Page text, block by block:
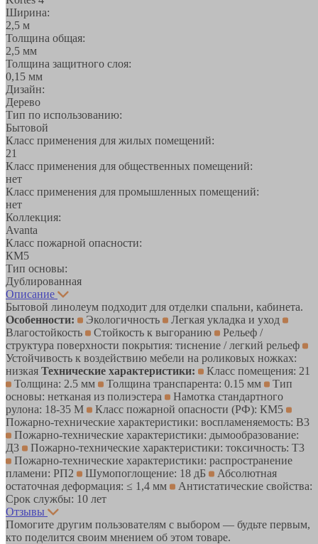
Ширина:
2,5 м
Толщина общая:
2,5 мм
Толщина защитного слоя:
0,15 мм
Дизайн:
Дерево
Тип по использованию:
Бытовой
Класс применения для жилых помещений:
21
Класс применения для общественных помещений:
нет
Класс применения для промышленных помещений:
нет
Коллекция:
Avanta
Класс пожарной опасности:
КМ5
Тип основы:
Дублированная
Описание
Бытовой линолеум подходит для отделки спальни, кабинета.
Особенности:
Экологичность
Легкая укладка и уход
Влагостойкость
Стойкость к выгоранию
Рельеф /
структура поверхности покрытия: тиснение / легкий рельеф
Устойчивость к воздействию мебели на роликовых ножках:
низкая Технические характеристики:
Класс помещения: 21
Толщина: 2.5 мм
Толщина транспарента: 0.15 мм
Тип
основы: нетканая из полиэстера
Намотка стандартного
рулона: 18-35 М
Класс пожарной опасности (РФ): КМ5
Пожарно-технические характеристики: воспламеняемость: В3
Пожарно-технические характеристики: дымообразование:
Д3
Пожарно-технические характеристики: токсичность: Т3
Пожарно-технические характеристики: распространение
пламени: РП2
Шумопоглощение: 18 дБ
Абсолютная
остаточная деформация: ≤ 1,4 мм
Антистатические свойства:
Срок службы: 10 лет
Отзывы
Помогите другим пользователям с выбором — будьте первым,
кто поделится своим мнением об этом товаре.